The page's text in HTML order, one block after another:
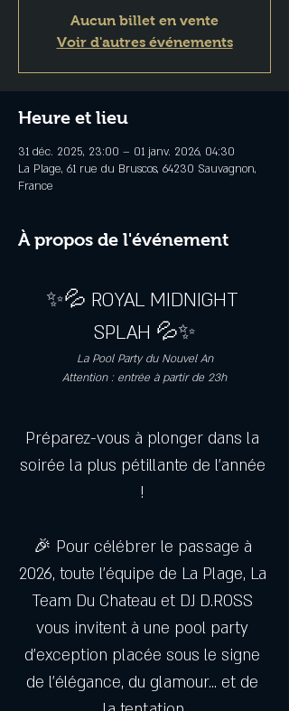
Aucun billet en vente
Voir d'autres événements
Heure et lieu
31 déc. 2025, 23:00 – 01 janv. 2026, 04:30
La Plage, 61 rue du Bruscos, 64230 Sauvagnon,
France
À propos de l'événement
✨💦 ROYAL MIDNIGHT
SPLAH 💦✨
La Pool Party du Nouvel An
Attention : entrée à partir de 23h
Préparez-vous à plonger dans la
soirée la plus pétillante de l’année
!
🎉 Pour célébrer le passage à
2026, toute l’équipe de La Plage, La
Team Du Chateau et DJ D.ROSS
vous invitent à une pool party
d’exception placée sous le signe
de l’élégance, du glamour... et de